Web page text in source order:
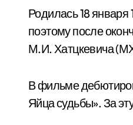
Родилась 18 января
поэтому после
М.И. Хатцкевича
В фильме
Яйца судьбы». За